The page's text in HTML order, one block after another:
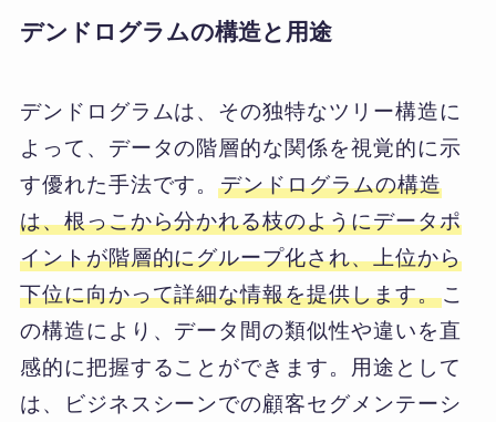
デンドログラムの構造と用途
デンドログラムは、その独特なツリー構造に
よって、データの階層的な関係を視覚的に示
す優れた手法です。デンドログラムの構造
は、根っこから分かれる枝のようにデータポ
イントが階層的にグループ化され、上位から
下位に向かって詳細な情報を提供します。こ
の構造により、データ間の類似性や違いを直
感的に把握することができます。用途として
は、ビジネスシーンでの顧客セグメンテーシ